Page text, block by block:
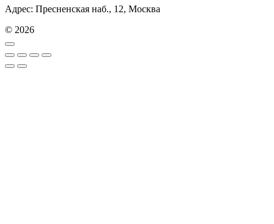
Адрес: Пресненская наб., 12, Москва
© 2026